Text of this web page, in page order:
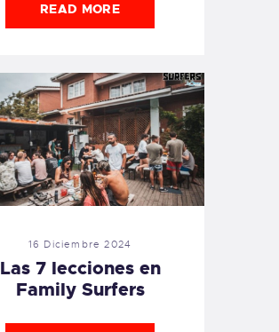
READ MORE
16 Diciembre 2024
Las 7 lecciones en
Family Surfers